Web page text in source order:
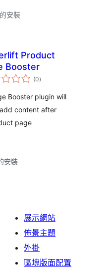
安裝
Product
Booster
(0總
評)
Booster plugin will
content after
page
安裝
展示網站
佈景主題
外掛
區塊版面配置